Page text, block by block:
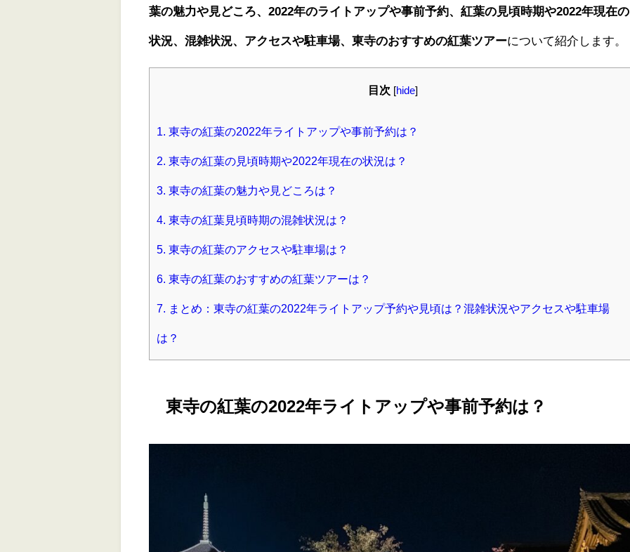
葉の魅力や見どころ、2022年のライトアップや事前予約、紅葉の見頃時期や2022年現在の
状況、混雑状況、アクセスや駐車場、東寺のおすすめの紅葉ツアーについて紹介します。
目次 hide]
1. 東寺の紅葉の2022年ライトアップや事前予約は？
2. 東寺の紅葉の見頃時期や2022年現在の状況は？
3. 東寺の紅葉の魅力や見どころは？
4. 東寺の紅葉見頃時期の混雑状況は？
5. 東寺の紅葉のアクセスや駐車場は？
6. 東寺の紅葉のおすすめの紅葉ツアーは？
7. まとめ：東寺の紅葉の2022年ライトアップ予約や見頃は？混雑状況やアクセスや駐車場
は？
東寺の紅葉の2022年ライトアップや事前予約は？